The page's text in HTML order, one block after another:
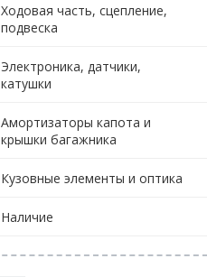
Ходовая часть, сцепление,
подвеска
Электроника, датчики,
катушки
Амортизаторы капота и
крышки багажника
Кузовные элементы и оптика
Наличие